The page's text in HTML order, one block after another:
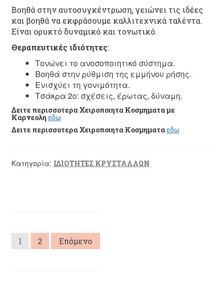
Βοηθά στην αυτοσυγκέντρωση, γειώνει τις ιδέες
και βοηθά να εκφράσουμε καλλιτεχνικά ταλέντα.
Είναι ορυκτό δυναμικό και τονωτικό.
Θεραπευτικές ιδιότητες:
Τονώνει το ανοσοποιητικό σύστημα.
Βοηθά στην ρύθμιση της εμμήνου ρήσης.
Ενισχύει τη γονιμότητα.
Τσάκρα 2ο: σχέσεις, έρωτας, δύναμη.
Δειτε περισσοτερα Χειροποιητα Κοσμηματα με
Καρνεολη εδω
Δειτε περισσοτερα Χειροποιητα Κοσμηματαεδω
Κατηγορία: ΙΔΙΟΤΗΤΕΣ ΚΡΥΣΤΑΛΛΩΝ
Σελιδοποίηση
1 2 Επόμενο